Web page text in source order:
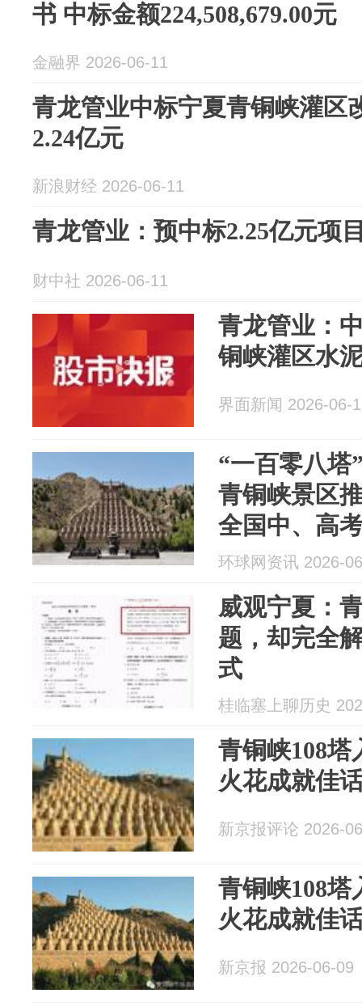
书 中标金额224,508,679.00元
金融界 2026-06-11
青龙管业中标宁夏青铜峡灌区
2.24亿元
新浪财经 2026-06-11
青龙管业：预中标2.25亿元项
财中社 2026-06-11
青龙管业：
铜峡灌区水
界面新闻 2026-06-
“一百零八塔
青铜峡景区
全国中、高
姿
环球网资讯 2026-
威观宁夏：
题，却完全
式
桂临塞上聊历史
青铜峡108塔
火花成就佳
新京报评论 2026-
青铜峡108塔
火花成就佳
新京报 2026-06-09